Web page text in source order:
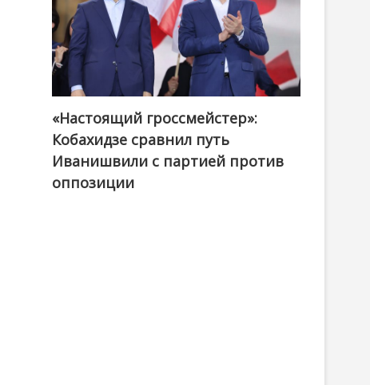
@ქართული ოცნება / Georgian Dream
«Настоящий гроссмейстер»:
Кобахидзе сравнил путь
Иванишвили с партией против
оппозиции